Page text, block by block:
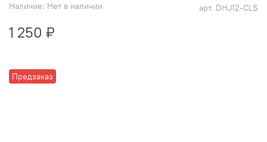
арт. DHJ12-CLS
Наличие: Нет в наличии
Предзаказ
1 250 ₽